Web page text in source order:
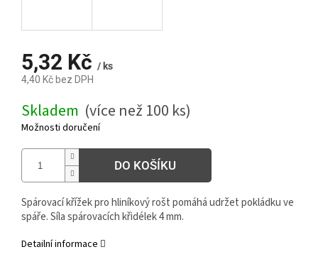
5,32 Kč / ks
4,40 Kč bez DPH
cena:
Skladem (více než 100 ks)
Možnosti doručení
DO KOŠÍKU
Spárovací křížek pro hliníkový rošt pomáhá udržet pokládku ve
spáře. Síla spárovacích křidélek 4 mm.
Detailní informace